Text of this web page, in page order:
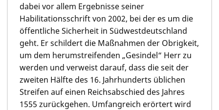
dabei vor allem Ergebnisse seiner
Habilitationsschrift von 2002, bei der es um die
öffentliche Sicherheit in Südwestdeutschland
geht. Er schildert die Maßnahmen der Obrigkeit,
um dem herumstreifenden „Gesindel“ Herr zu
werden und verweist darauf, dass die seit der
zweiten Hälfte des 16. Jahrhunderts üblichen
Streifen auf einen Reichsabschied des Jahres
1555 zurückgehen. Umfangreich erörtert wird